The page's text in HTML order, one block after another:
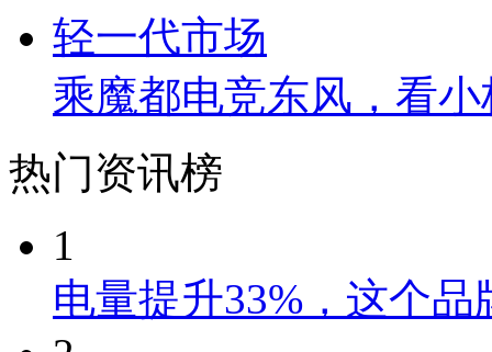
乘魔都电竞东风，看
热门资讯榜
1
电量提升33%，这个